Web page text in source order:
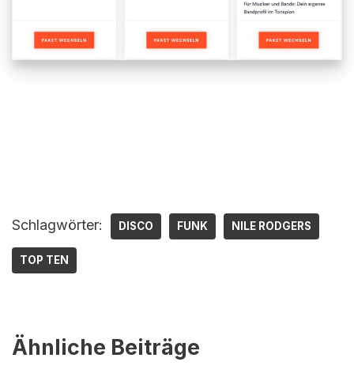
Schlagwörter: DISCO FUNK NILE RODGERS
TOP TEN
Ähnliche Beiträge